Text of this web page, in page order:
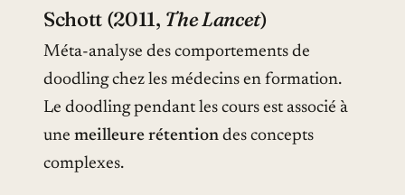
Schott (2011, The Lancet)
Méta-analyse des comportements de
doodling chez les médecins en formation.
Le doodling pendant les cours est associé à
une meilleure rétention des concepts
complexes.